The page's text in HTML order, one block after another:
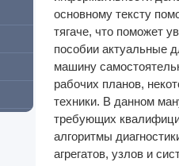
основному тексту
тягаче, что поможет
пособии актуальные
машину
рабочих планов,
техники. В данном
требующих
алгоритмы
агрегатов, узлов и